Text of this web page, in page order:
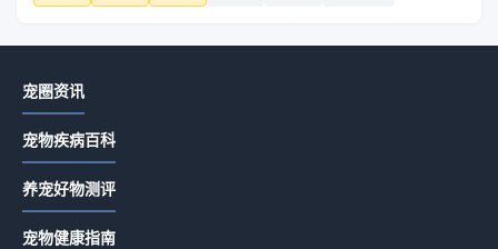
宠圈资讯
宠物疾病百科
养宠好物测评
宠物健康指南